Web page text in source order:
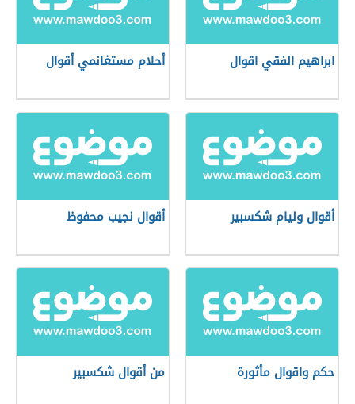
ابراهيم الفقي اقوال أحلام مستغانمي أقوال
أقوال وليام شكسبير أقوال نجيب محفوظ
حكم واقوال مأثورة من أقوال شكسبير